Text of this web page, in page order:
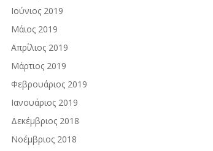
Ιούνιος 2019
Μάιος 2019
Απρίλιος 2019
Μάρτιος 2019
Φεβρουάριος 2019
Ιανουάριος 2019
Δεκέμβριος 2018
Νοέμβριος 2018